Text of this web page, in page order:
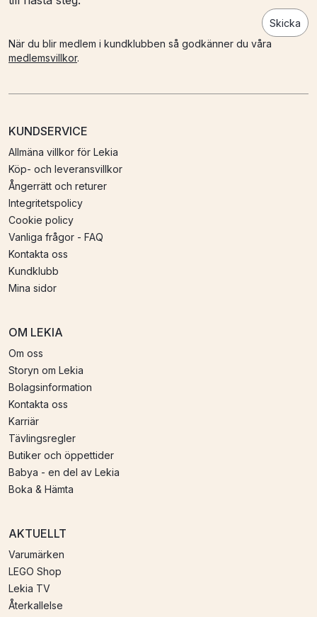
Skicka
När du blir medlem i kundklubben så godkänner du våra
medlemsvillkor.
KUNDSERVICE
Allmäna villkor för Lekia
Köp- och leveransvillkor
Ångerrätt och returer
Integritetspolicy
Cookie policy
Vanliga frågor - FAQ
Kontakta oss
Kundklubb
Mina sidor
OM LEKIA
Om oss
Storyn om Lekia
Bolagsinformation
Kontakta oss
Karriär
Tävlingsregler
Butiker och öppettider
Babya - en del av Lekia
Boka & Hämta
AKTUELLT
Varumärken
LEGO Shop
Lekia TV
Återkallelse